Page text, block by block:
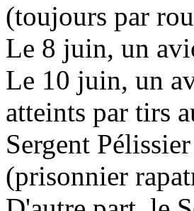
(toujours par
Le 8 juin, un
Le 10 juin, un
atteints par tirs
Sergent
(prisonnier